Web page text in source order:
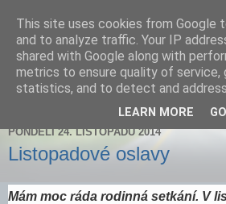
Zdenička
PONDĚLÍ 24. LISTOPADU 2014
Listopadové oslavy
Mám moc ráda rodinná setkání. V
This site uses cookies from Google
and to analyze traffic. Your IP
shared with Google along with
metrics to ensure quality of service,
statistics, and to detect and
LEARN MORE